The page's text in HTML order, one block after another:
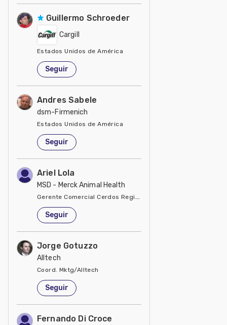
Guillermo Schroeder
Cargill
Estados Unidos de América
Seguir
Andres Sabele
dsm-Firmenich
Estados Unidos de América
Seguir
Ariel Lola
MSD - Merck Animal Health
Gerente Comercial Cerdos Región Sur
Estados Unidos de América
Seguir
Jorge Gotuzzo
Alltech
Coord. Mktg/Alltech
Estados Unidos de América
Seguir
Fernando Di Croce